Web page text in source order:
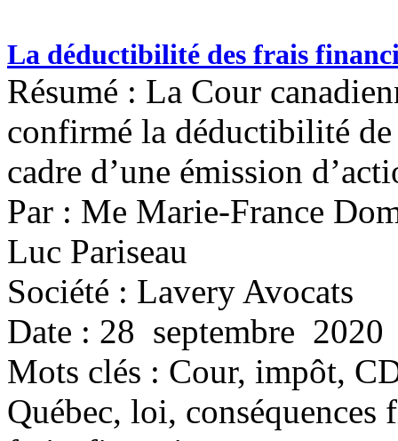
La déductibilité des frais
Résumé : La Cour
confirmé la déductibilité
cadre d’une émission
Par : Me Marie-France
Luc Pariseau
Société : Lavery Avocats
Date : 28 septembre 2020
Mots clés : Cour, impôt,
Québec, loi,